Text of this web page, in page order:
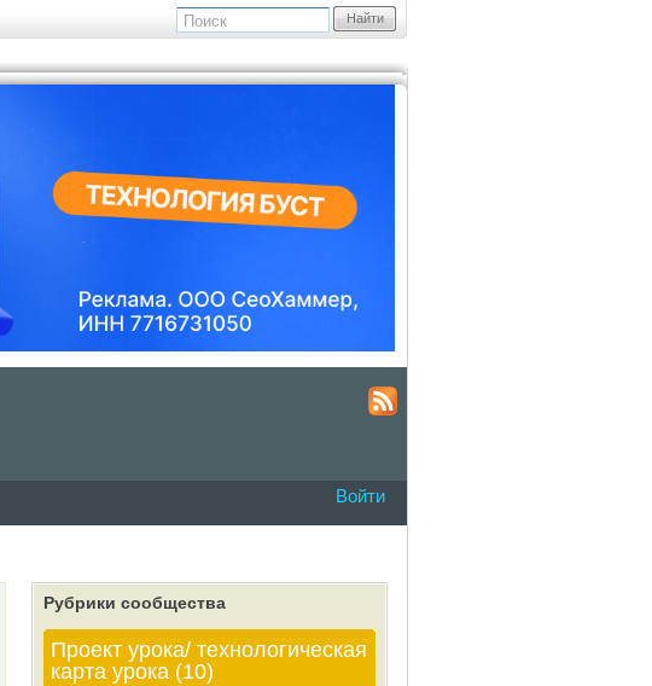
Найти
Войти
Рубрики сообщества
Проект урока/ технологическая
карта урока (10)